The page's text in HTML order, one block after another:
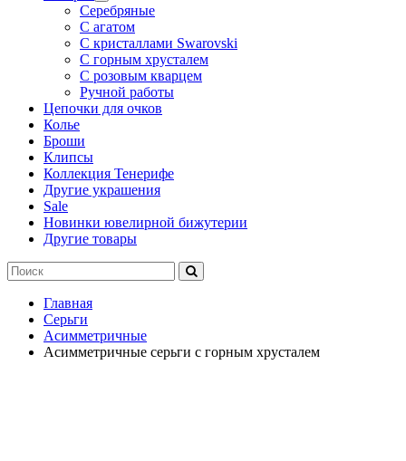
Серебряные
С агатом
С кристаллами Swarovski
С горным хрусталем
С розовым кварцем
Ручной работы
Цепочки для очков
Колье
Броши
Клипсы
Коллекция Тенерифе
Другие украшения
Sale
Новинки ювелирной бижутерии
Другие товары
Главная
Серьги
Асимметричные
Асимметричные серьги с горным хрусталем